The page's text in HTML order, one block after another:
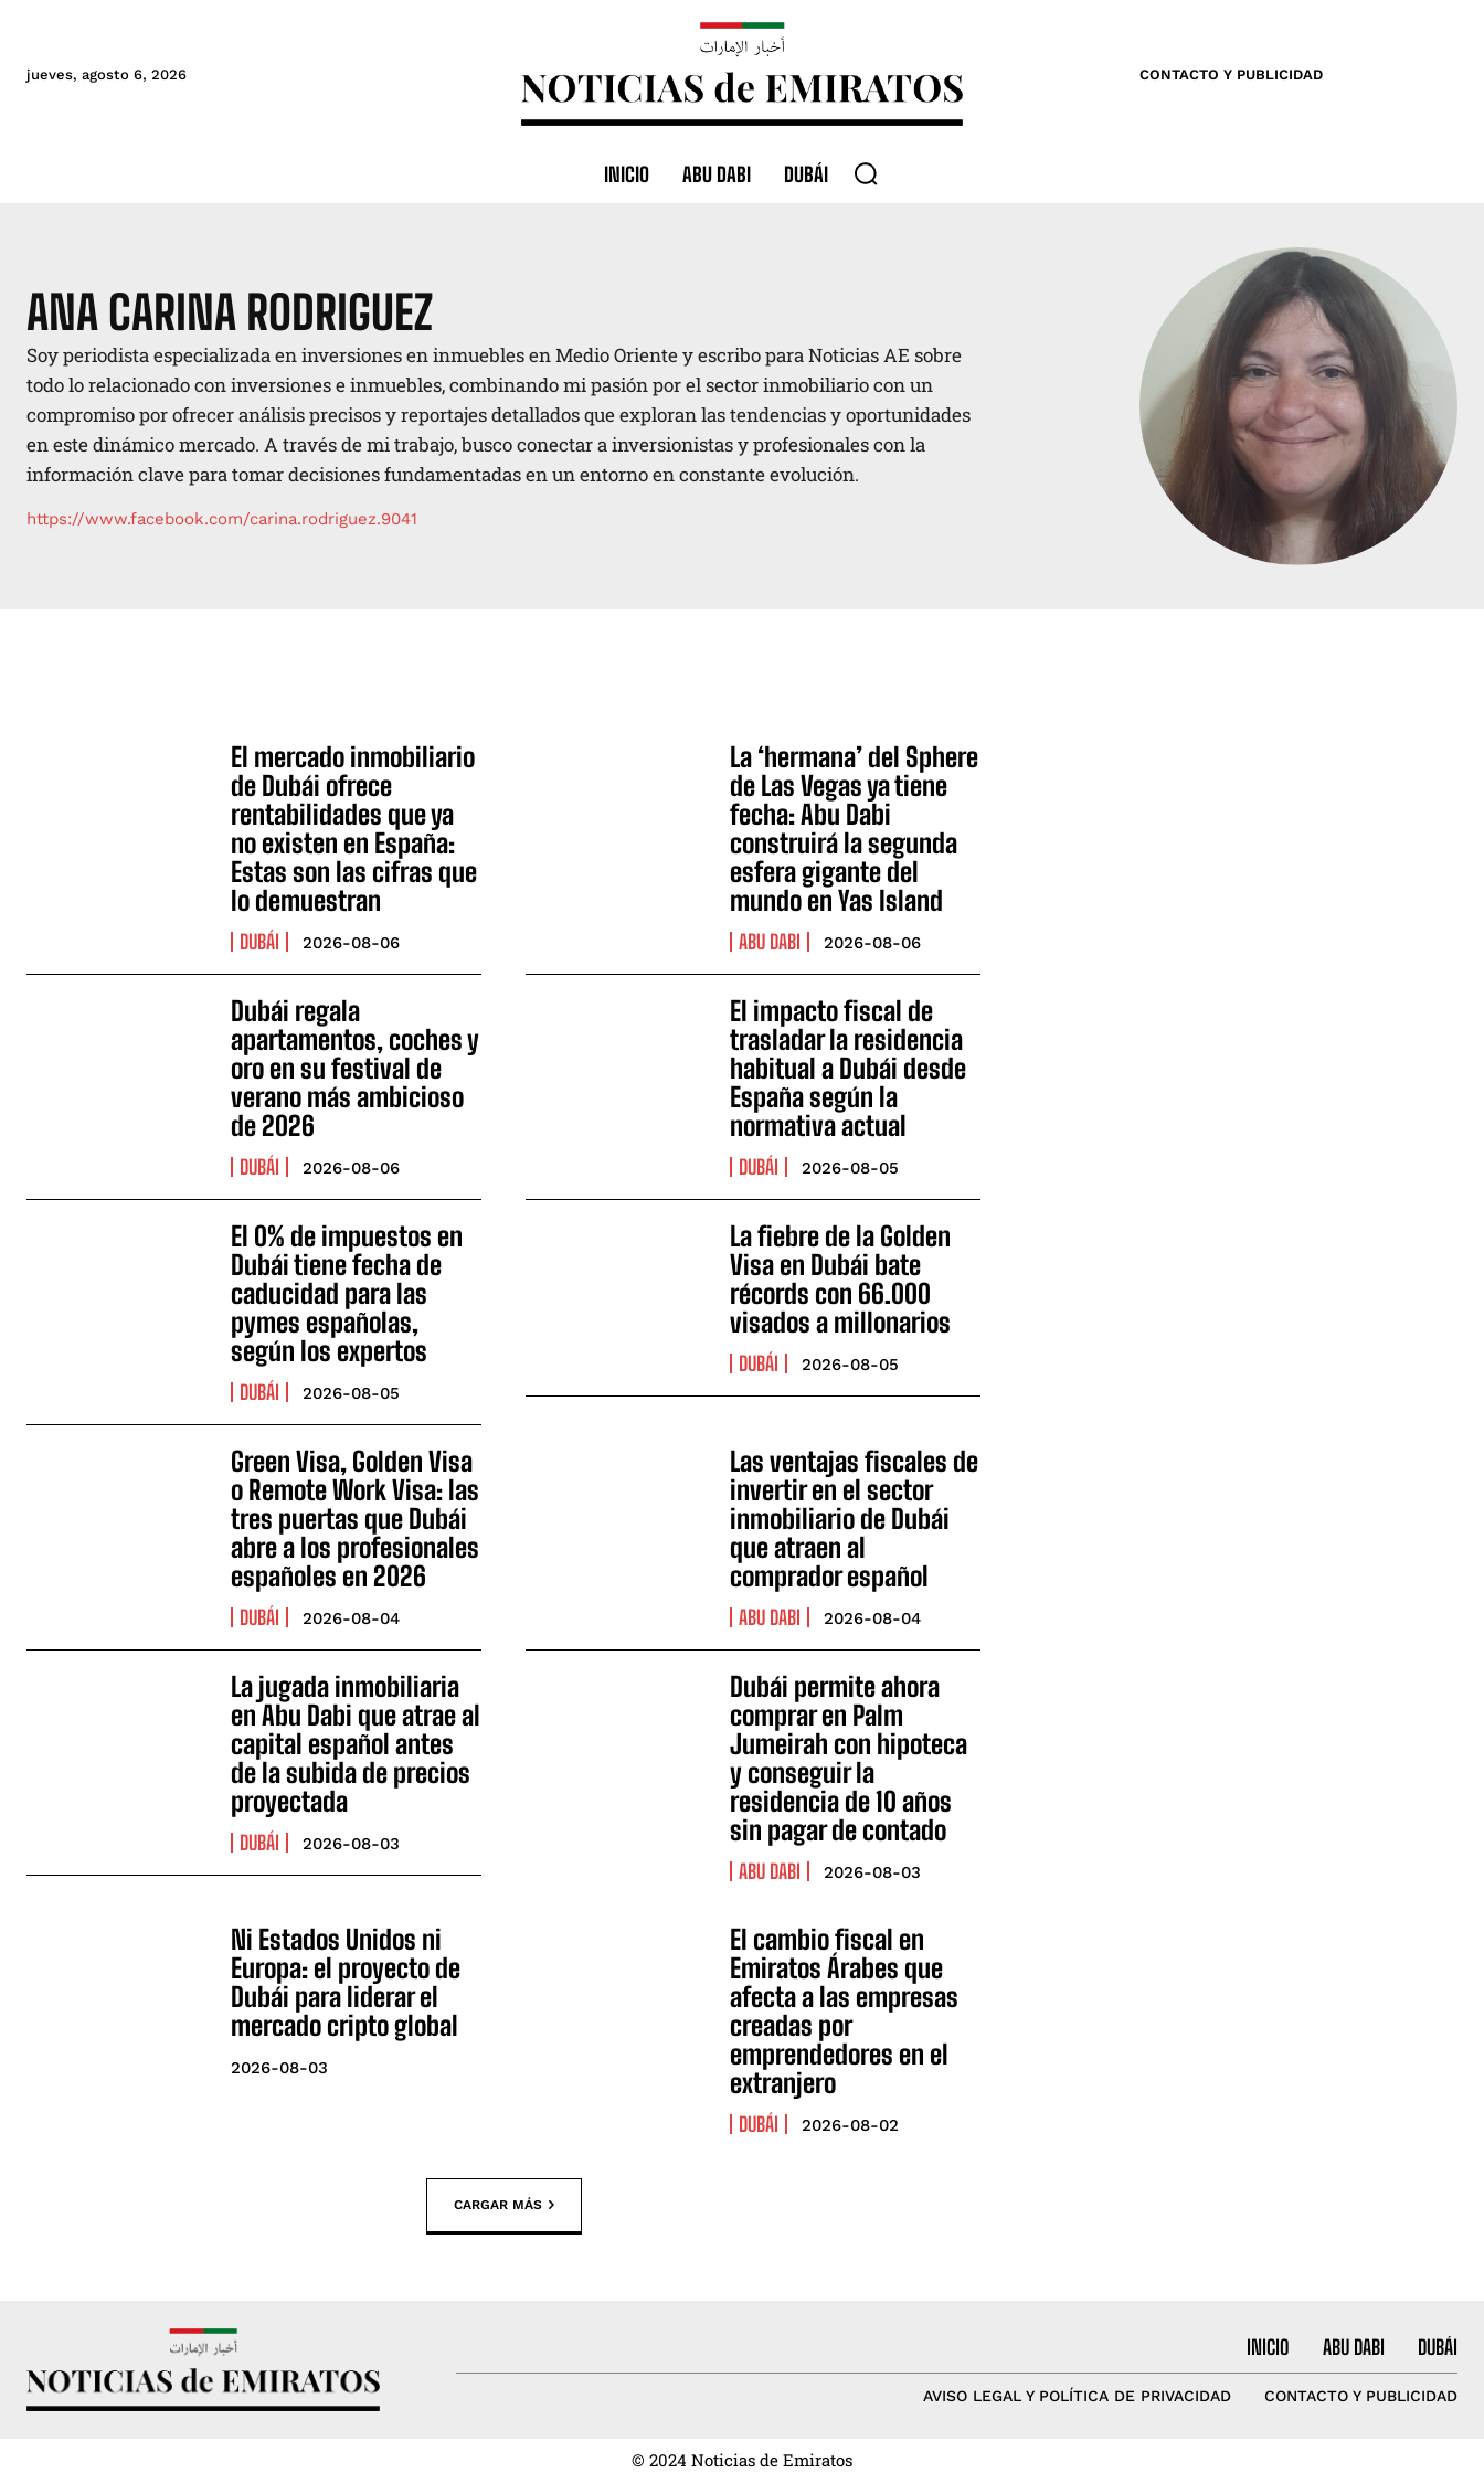
jueves, agosto 6, 2026 CONTACTO Y PUBLICIDAD
INICIO ABU DABI DUBÁI
ANA CARINA RODRIGUEZ
Soy periodista especializada en inversiones en inmuebles en Medio Oriente y escribo para Noticias AE sobre
todo lo relacionado con inversiones e inmuebles, combinando mi pasión por el sector inmobiliario con un
compromiso por ofrecer análisis precisos y reportajes detallados que exploran las tendencias y oportunidades
en este dinámico mercado. A través de mi trabajo, busco conectar a inversionistas y profesionales con la
información clave para tomar decisiones fundamentadas en un entorno en constante evolución.
https://www.facebook.com/carina.rodriguez.9041
El mercado inmobiliario
de Dubái ofrece
rentabilidades que ya
no existen en España:
Estas son las cifras que
lo demuestran
DUBÁI 2026-08-06
La ‘hermana’ del Sphere
de Las Vegas ya tiene
fecha: Abu Dabi
construirá la segunda
esfera gigante del
mundo en Yas Island
ABU DABI 2026-08-06
Dubái regala
apartamentos, coches y
oro en su festival de
verano más ambicioso
de 2026
DUBÁI 2026-08-06
El impacto fiscal de
trasladar la residencia
habitual a Dubái desde
España según la
normativa actual
DUBÁI 2026-08-05
El 0% de impuestos en
Dubái tiene fecha de
caducidad para las
pymes españolas,
según los expertos
DUBÁI 2026-08-05
La fiebre de la Golden
Visa en Dubái bate
récords con 66.000
visados a millonarios
DUBÁI 2026-08-05
Green Visa, Golden Visa
o Remote Work Visa: las
tres puertas que Dubái
abre a los profesionales
españoles en 2026
DUBÁI 2026-08-04
Las ventajas fiscales de
invertir en el sector
inmobiliario de Dubái
que atraen al
comprador español
ABU DABI 2026-08-04
La jugada inmobiliaria
en Abu Dabi que atrae al
capital español antes
de la subida de precios
proyectada
DUBÁI 2026-08-03
Dubái permite ahora
comprar en Palm
Jumeirah con hipoteca
y conseguir la
residencia de 10 años
sin pagar de contado
ABU DABI 2026-08-03
Ni Estados Unidos ni
Europa: el proyecto de
Dubái para liderar el
mercado cripto global
2026-08-03
El cambio fiscal en
Emiratos Árabes que
afecta a las empresas
creadas por
emprendedores en el
extranjero
DUBÁI 2026-08-02
CARGAR MÁS
INICIO ABU DABI DUBÁI
AVISO LEGAL Y POLÍTICA DE PRIVACIDAD CONTACTO Y PUBLICIDAD
© 2024 Noticias de Emiratos